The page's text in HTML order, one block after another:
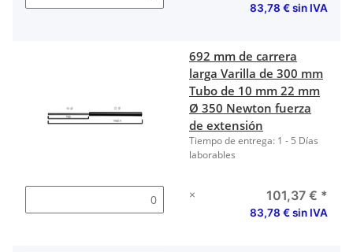
83,78 € sin IVA
692 mm de carrera
larga Varilla de 300 mm
Tubo de 10 mm 22 mm
Ø 350 Newton fuerza
de extensión
Tiempo de entrega: 1 - 5 Días
laborables
× 101,37 € *
83,78 € sin IVA